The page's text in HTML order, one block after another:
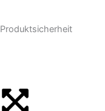
Produktsicherheit